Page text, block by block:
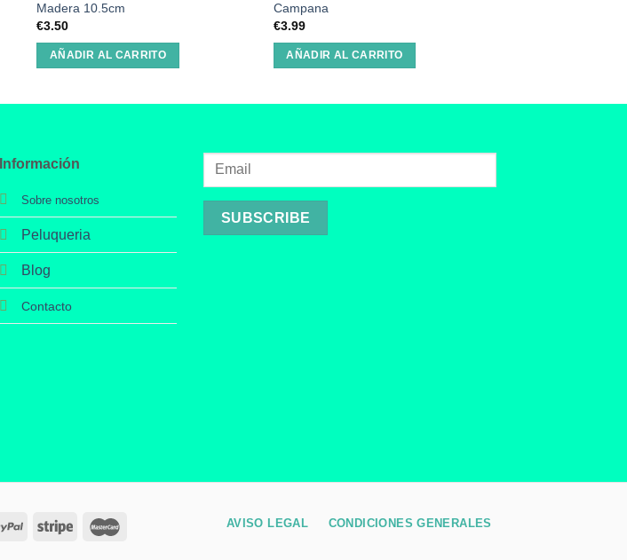
Madera 10.5cm
€3.50
AÑADIR AL CARRITO
Campana
€3.99
AÑADIR AL CARRITO
Información
Sobre nosotros
Peluqueria
Blog
Contacto
AVISO LEGAL CONDICIONES GENERALES